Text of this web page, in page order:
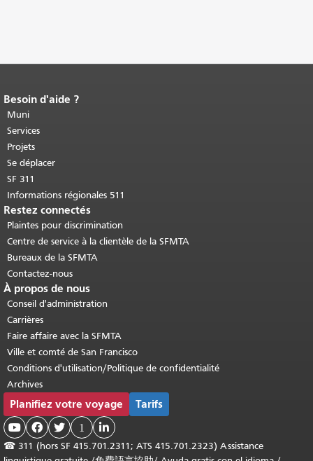
Fin du contenu de la page.
cette page se répète sur chaque page.
Retour au haut du contenu principal
Besoin d'aide ?
Muni
Services
Projets
Se déplacer
SF 311
Informations régionales 511
Restez connectés
Plaintes pour discrimination
Centre de service à la clientèle de la SFMTA
Bureaux de la SFMTA
Contactez-nous
À propos de nous
Conseil d'administration
Carrières
Faire affaire avec la SFMTA
Ville et comté de San Francisco
Conditions d'utilisation/Politique de confidentialité
Archives
Planifiez votre voyage Tarifs
   1 
☎ 311 (hors SF 415.701.2311; ATS 415.701.2323) Assistance